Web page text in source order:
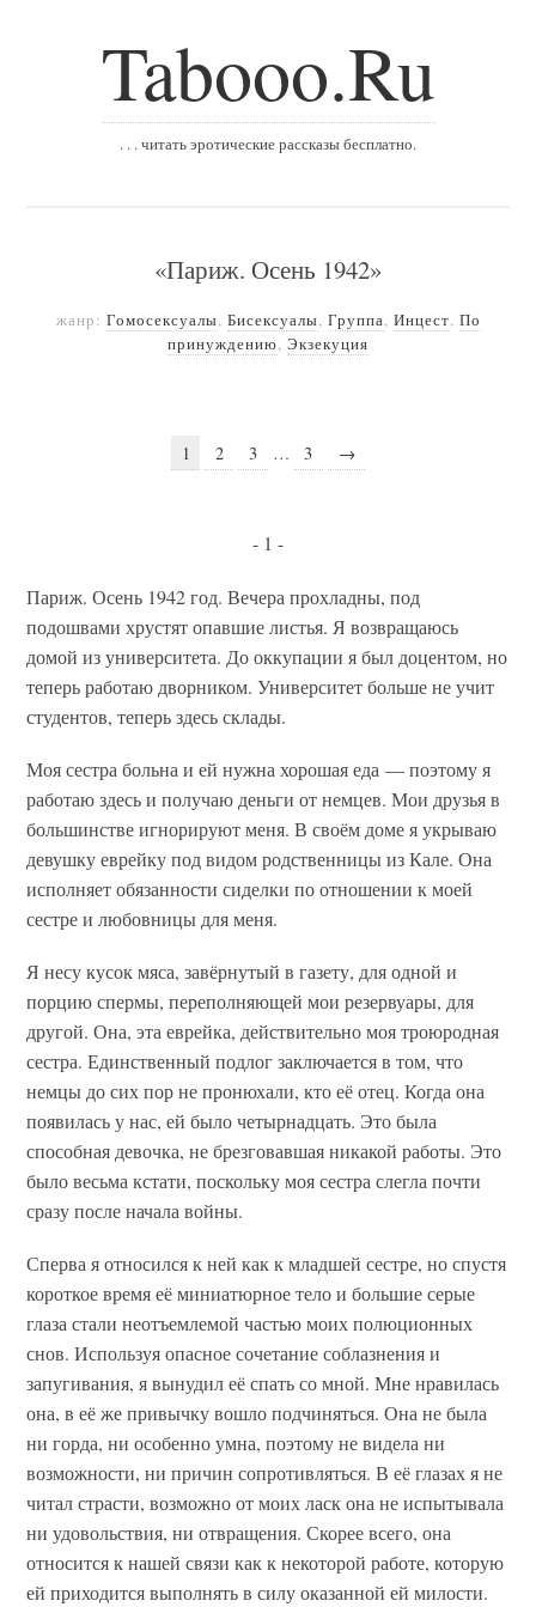
Tabooo.Ru
. . . читать эротические рассказы бесплатно.
«Париж. Осень 1942»
жанр: Гомосексуалы, Бисексуалы, Группа, Инцест, По
принуждению, Экзекуция
1 2 3 … 3 →
- 1 -
Париж. Осень 1942 год. Вечера прохладны, под
подошвами хрустят опавшие листья. Я возвращаюсь
домой из университета. До оккупации я был доцентом, но
теперь работаю дворником. Университет больше не учит
студентов, теперь здесь склады.
Моя сестра больна и ей нужна хорошая еда — поэтому я
работаю здесь и получаю деньги от немцев. Мои друзья в
большинстве игнорируют меня. В своём доме я укрываю
девушку еврейку под видом родственницы из Кале. Она
исполняет обязанности сиделки по отношении к моей
сестре и любовницы для меня.
Я несу кусок мяса, завёрнутый в газету, для одной и
порцию спермы, переполняющей мои резервуары, для
другой. Она, эта еврейка, действительно моя троюродная
сестра. Единственный подлог заключается в том, что
немцы до сих пор не пронюхали, кто её отец. Когда она
появилась у нас, ей было четырнадцать. Это была
способная девочка, не брезговавшая никакой работы. Это
было весьма кстати, поскольку моя сестра слегла почти
сразу после начала войны.
Сперва я относился к ней как к младшей сестре, но спустя
короткое время её миниатюрное тело и большие серые
глаза стали неотъемлемой частью моих полюционных
снов. Используя опасное сочетание соблазнения и
запугивания, я вынудил её спать со мной. Мне нравилась
она, в её же привычку вошло подчиняться. Она не была
ни горда, ни особенно умна, поэтому не видела ни
возможности, ни причин сопротивляться. В её глазах я не
читал страсти, возможно от моих ласк она не испытывала
ни удовольствия, ни отвращения. Скорее всего, она
относится к нашей связи как к некоторой работе, которую
ей приходится выполнять в силу оказанной ей милости.